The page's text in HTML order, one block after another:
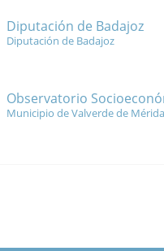
Diputación de Badajoz
Diputación de Badajoz
Observatorio
Municipio de Valverde de Mérida